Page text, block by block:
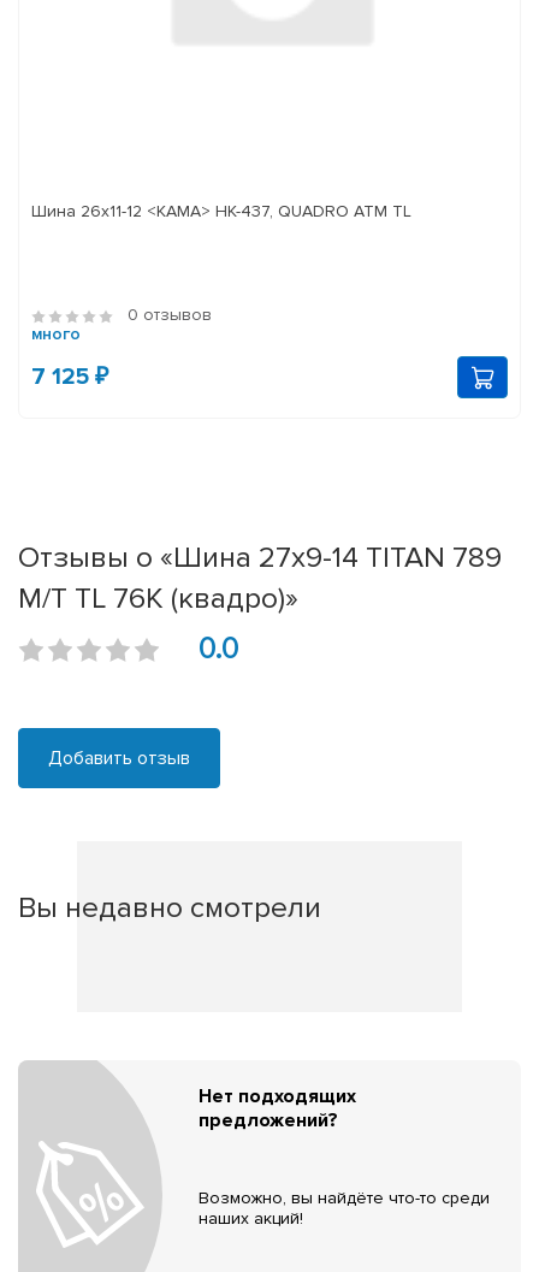
Шина 26х11-12 <КАМА> НК-437, QUADRO ATM TL
0 отзывов
много
7 125 ₽
Отзывы о «Шина 27x9-14 TITAN 789
M/T TL 76K (квадро)»
0.0
Добавить отзыв
Вы недавно смотрели
Нет подходящих
предложений?
Возможно, вы найдёте что-то среди
наших акций!